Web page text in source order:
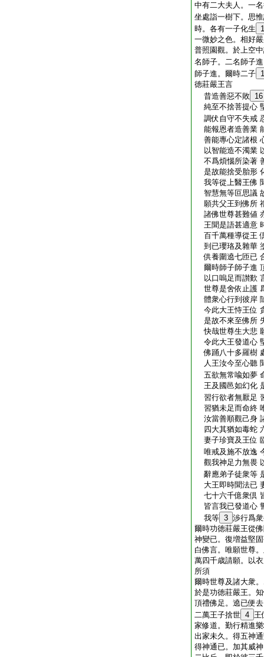
中有二大夫人。一
坐處詣一樹下。思
時。各有一子化生
一微妙之色。相好
普照園觀。於上空
名師子。二名師子
師子進。爾時二子
徳莊嚴王言
昔造善惡不敗 16
純至不捨菩提心
調伏自守不失戒
能報恩者造善業
善能專心定諸根
以智能造不濁業
不爲煩惱所染著
是故能捨受胎形
我等從上醫王佛
智慧無等叵思議
願共父王到佛所
諸佛世尊甚難値
王聞是語甚適意
百千萬種導從王
到已瓔珞及雜華
供養圍遶七匝已
爾時師子師子進
以口嗚足而讃歎
世尊是舍依止護
體衆心行到彼岸
今此大王恃王位
是故不來至佛所
快哉世尊生大悲
令此大王發道心
佛踊八十多羅樹
人王汝今至心聽
五欲無常喩如夢
王及國邑如幻化
習行欲者無厭足
習猶未足而命終
汝當善順觀己身
四大其猶如毒蛇
妻子珍寶及王位
唯戒及施不放逸
觀我神足力無畏
辭應弟子徒衆等
大王即時聞法已
七十六千億衆倶
皆言我已發道心
我等 3 渉行爲
爾時功徳莊嚴王從
神變已。復増益堅
白佛言。唯願世尊
萬四千歳請願。以
所須
爾時世尊及諸大衆
於是功徳莊嚴王。
頂禮佛足。遶已便
二萬王子捨世 4 王
家修道。勤行精進
出家未久。得五神
得神通已。加其威